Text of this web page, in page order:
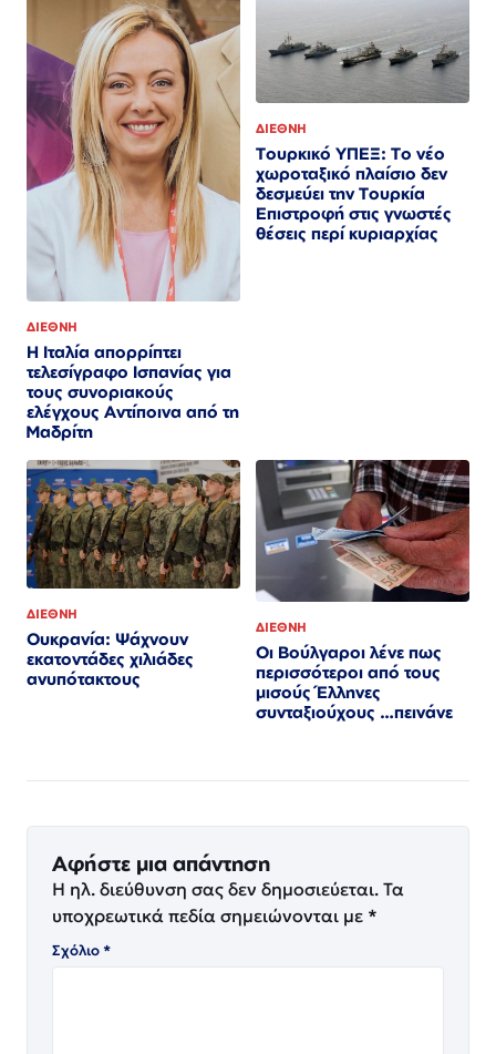
ΔΙΕΘΝΗ
Η Ιταλία απορρίπτει
τελεσίγραφο Ισπανίας για
τους συνοριακούς
ελέγχους Αντίποινα από τη
Μαδρίτη
ΔΙΕΘΝΗ
Τουρκικό ΥΠΕΞ: Το νέο
χωροταξικό πλαίσιο δεν
δεσμεύει την Τουρκία
Επιστροφή στις γνωστές
θέσεις περί κυριαρχίας
ΔΙΕΘΝΗ
Ουκρανία: Ψάχνουν
εκατοντάδες χιλιάδες
ανυπότακτους
ΔΙΕΘΝΗ
Οι Βούλγαροι λένε πως
περισσότεροι από τους
μισούς Έλληνες
συνταξιούχους …πεινάνε
Αφήστε μια απάντηση
Η ηλ. διεύθυνση σας δεν δημοσιεύεται. Τα
υποχρεωτικά πεδία σημειώνονται με *
Σχόλιο*